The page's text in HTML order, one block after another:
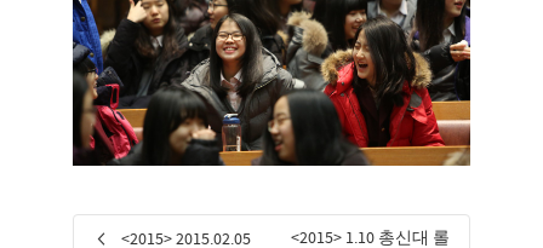
<2015> 2015.02.05
<2015> 1.10 총신대 롤